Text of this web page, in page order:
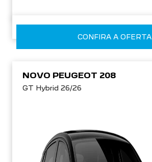
CONFIRA A OFERTA
NOVO PEUGEOT 208
GT Hybrid 26/26